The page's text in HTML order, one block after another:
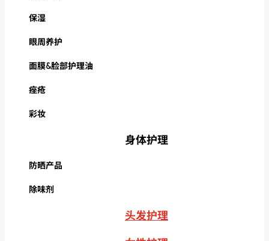
保湿
眼周养护
面膜&脸部护理油
痤疮
彩妆
身体护理
防晒产品
除味剂
头发护理